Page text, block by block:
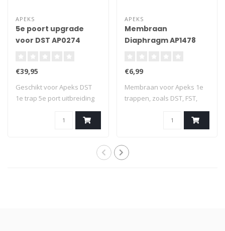
APEKS
5e poort upgrade
voor DST AP0274
€39,95
Geschikt voor Apeks DST
1e trap 5e port uitbreiding
APEKS
Membraan
Diaphragm AP1478
€6,99
Membraan voor Apeks 1e
trappen, zoals DST, FST,